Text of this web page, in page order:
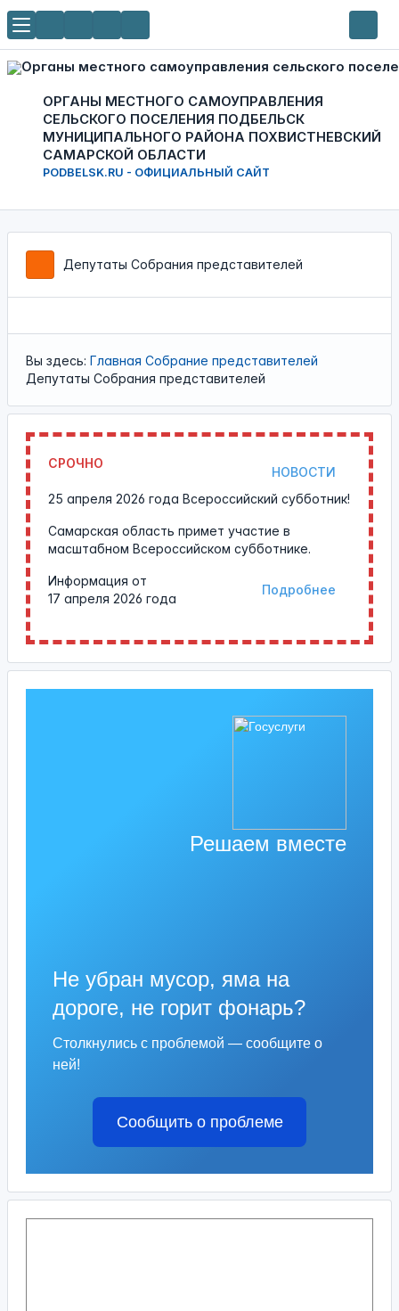
ОРГАНЫ МЕСТНОГО САМОУПРАВЛЕНИЯ
СЕЛЬСКОГО ПОСЕЛЕНИЯ ПОДБЕЛЬСК
МУНИЦИПАЛЬНОГО РАЙОНА ПОХВИСТНЕВСКИЙ
САМАРСКОЙ ОБЛАСТИ
PODBELSK.RU - ОФИЦИАЛЬНЫЙ САЙТ
Депутаты Собрания представителей
Вы здесь: Главная Собрание представителей
Депутаты Собрания представителей
СРОЧНО
НОВОСТИ
25 апреля 2026 года Всероссийский субботник!
Самарская область примет участие в
масштабном Всероссийском субботнике.
Подробнее
Информация от
17 апреля 2026 года
Решаем вместе
Не убран мусор, яма на
дороге, не горит фонарь?
Столкнулись с проблемой — сообщите о
ней!
Сообщить о проблеме